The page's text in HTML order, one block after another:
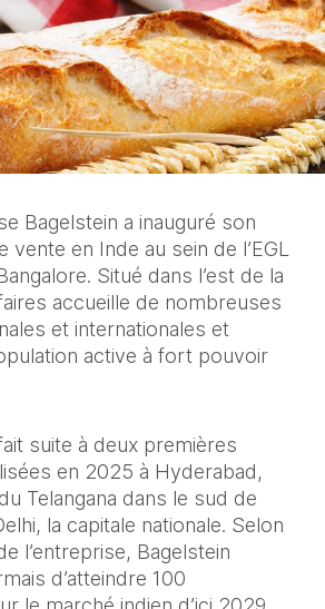
Bagelstein a inauguré son
vente en Inde au sein de l’EGL
Situé dans l’est de la
accueille de nombreuses
et internationales et
active à fort pouvoir
suite à deux premières
en 2025 à Hyderabad,
Telangana dans le sud de
la capitale nationale. Selon
l’entreprise, Bagelstein
d’atteindre 100